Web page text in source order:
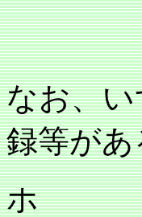
なお、
録等が
ホ